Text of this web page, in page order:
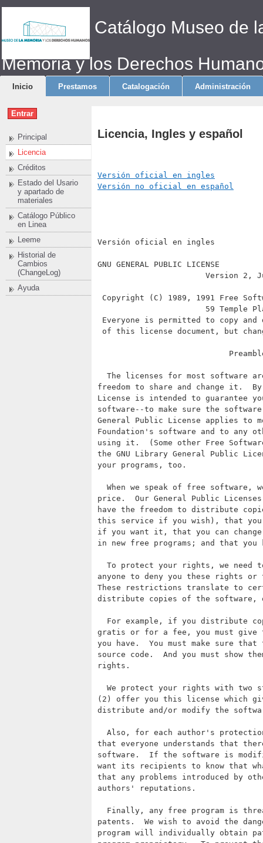
Catálogo Museo de
Memoria y los Derechos
Inicio Prestamos Catalogación Administración
Principal
Licencia
Créditos
Estado del Usario
y apartado de
materiales
Catálogo Público
en Linea
Leeme
Historial de
Cambios
(ChangeLog)
Ayuda
Licencia, Ingles y español
Versión oficial en ingles
Versión no oficial en español
Versión oficial en ingles